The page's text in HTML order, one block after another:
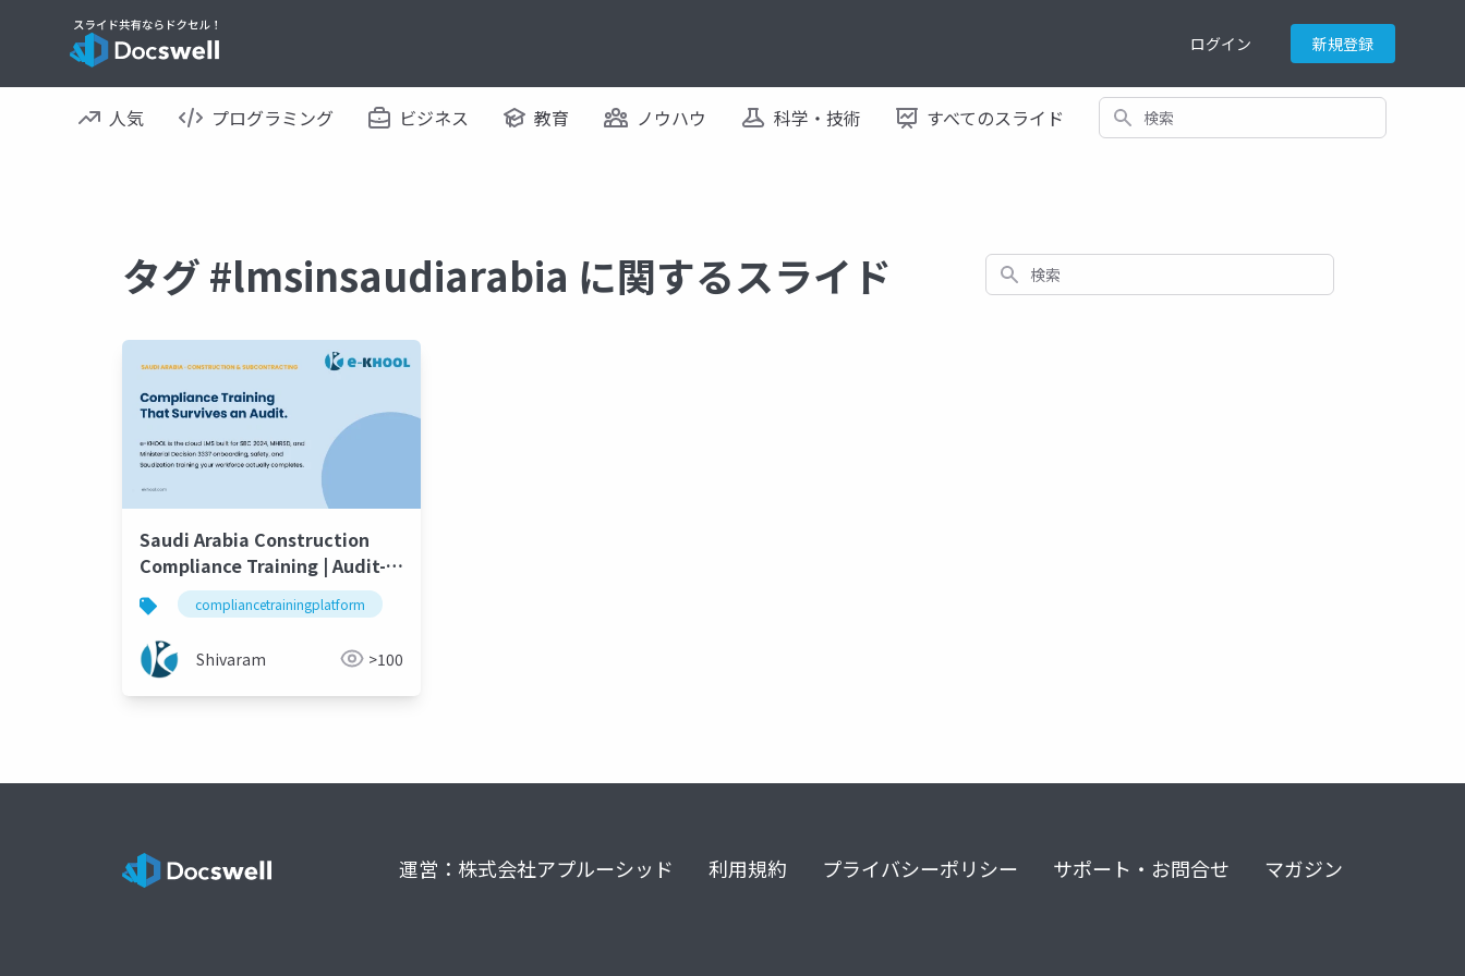
ログイン 新規登録
人気 プログラミング ビジネス 教育 ノウハウ 科学・技術 すべてのスライド 検索
タグ #lmsinsaudiarabia に関するスライド 検索
Saudi Arabia Construction
Compliance Training | Audit-
Ready Workforce Training
with e-KHOOL LMS
compliancetrainingplatform
Shivaram >100
運営：株式会社アプルーシッド 利用規約 プライバシーポリシー サポート・お問合せ マガジン